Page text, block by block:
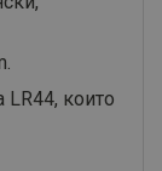
LR44, които